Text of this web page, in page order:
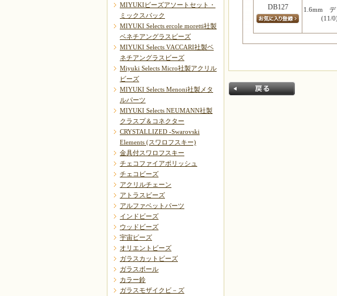
DB127
1.6mm
(11/
MIYUKIビーズアソートセット・
ミックスパック
MIYUKI Selects ercole moretti社製
ベネチアングラスビーズ
MIYUKI Selects VACCARI社製ベ
ネチアングラスビーズ
Miyuki Selects Micro社製アクリル
ビーズ
MIYUKI Selects Menoni社製メタ
ルパーツ
MIYUKI Selects NEUMANN社製
クラスプ＆コネクター
CRYSTALLIZED -Swarovski
Elements (スワロフスキー)
金具付スワロフスキー
チェコファイアポリッシュ
チェコビーズ
アクリルチェーン
アトラスビーズ
アルファベットパーツ
インドビーズ
ウッドビーズ
宇宙ビーズ
オリエントビーズ
ガラスカットビーズ
ガラスボール
カラー鈴
ガラスモザイクビ－ズ